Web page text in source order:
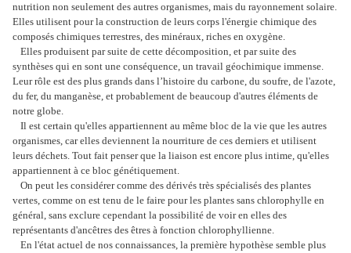
nutrition non seulement des autres organismes, mais du rayonnement solaire.
Elles utilisent pour la construction de leurs corps l'énergie chimique des
composés chimiques terrestres, des minéraux, riches en oxygène.
Elles produisent par suite de cette décomposition, et par suite des
synthèses qui en sont une conséquence, un travail géochimique immense.
Leur rôle est des plus grands dans l’histoire du carbone, du soufre, de l'azote,
du fer, du manganèse, et probablement de beaucoup d'autres éléments de
notre globe.
Il est certain qu'elles appartiennent au même bloc de la vie que les autres
organismes, car elles deviennent la nourriture de ces derniers et utilisent
leurs déchets. Tout fait penser que la liaison est encore plus intime, qu'elles
appartiennent à ce bloc génétiquement.
On peut les considérer comme des dérivés très spécialisés des plantes
vertes, comme on est tenu de le faire pour les plantes sans chlorophylle en
général, sans exclure cependant la possibilité de voir en elles des
représentants d'ancêtres des êtres à fonction chlorophyllienne.
En l'état actuel de nos connaissances, la première hypothèse semble plus